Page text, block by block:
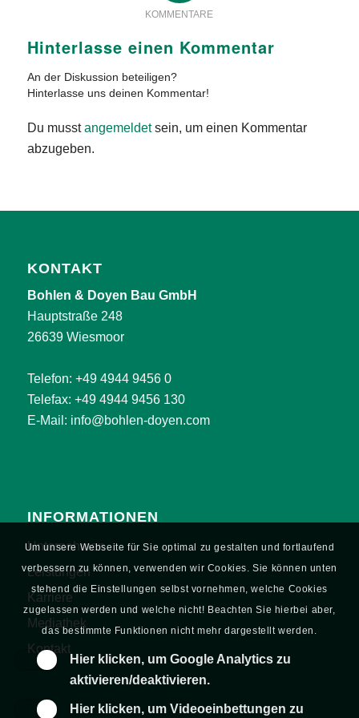
KOMMENTARE
Hinterlasse einen Kommentar
An der Diskussion beteiligen?
Hinterlasse uns deinen Kommentar!
Du musstangemeldetsein, um einen Kommentar
abzugeben.
KONTAKT
Bohlen & Doyen Bau GmbH
Hauptstraße 248
26639 Wiesmoor
Telefon: +49 4944 9456 0
Telefax: +49 4944 9456 130
E-Mail: info@bohlen-doyen.com
INFORMATIONEN
Unternehmen
Leistungen
Karriere
Mediathek
Kontakt
Um unsere Webseite für Sie optimal zu gestalten und fortlaufend
verbessern zu können, verwenden wir Cookies. Sie können unten
stehend die Einstellungen selbst vornehmen, welche Cookies
zugelassen werden und welche nicht! Beachten Sie hierbei aber,
das bestimmte Funktionen nicht mehr dargestellt werden.
Hier klicken, um Google Analytics zu
aktivieren/deaktivieren.
Hier klicken, um Videoeinbettungen zu